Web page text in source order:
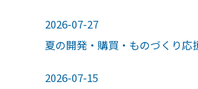
2026-07-27
夏の開発・購買・ものづくり応
2026-07-15